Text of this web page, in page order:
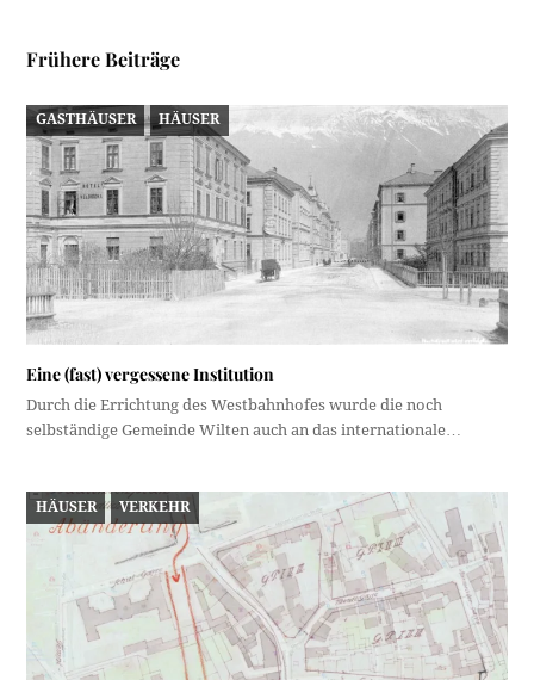
Frühere Beiträge
GASTHÄUSER HÄUSER
Eine (fast) vergessene Institution
Durch die Errichtung des Westbahnhofes wurde die noch
selbständige Gemeinde Wilten auch an das internationale…
HÄUSER VERKEHR